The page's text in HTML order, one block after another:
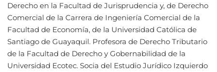
Derecho en la Facultad de Jurisprudencia y, de Derecho
Comercial de la Carrera de Ingeniería Comercial de la
Facultad de Economía, de la Universidad Católica de
Santiago de Guayaquil. Profesora de Derecho Tributario
de la Facultad de Derecho y Gobernabilidad de la
Universidad Ecotec. Socia del Estudio Jurídico Izquierdo